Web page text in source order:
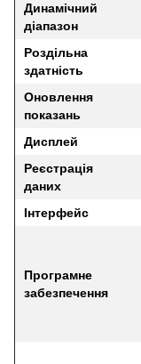
Динамічний
діапазон
Роздільна
здатність
Оновлення
показань
Дисплей
Реєстрація
даних
Інтерфейс
Програмне
забезпечення